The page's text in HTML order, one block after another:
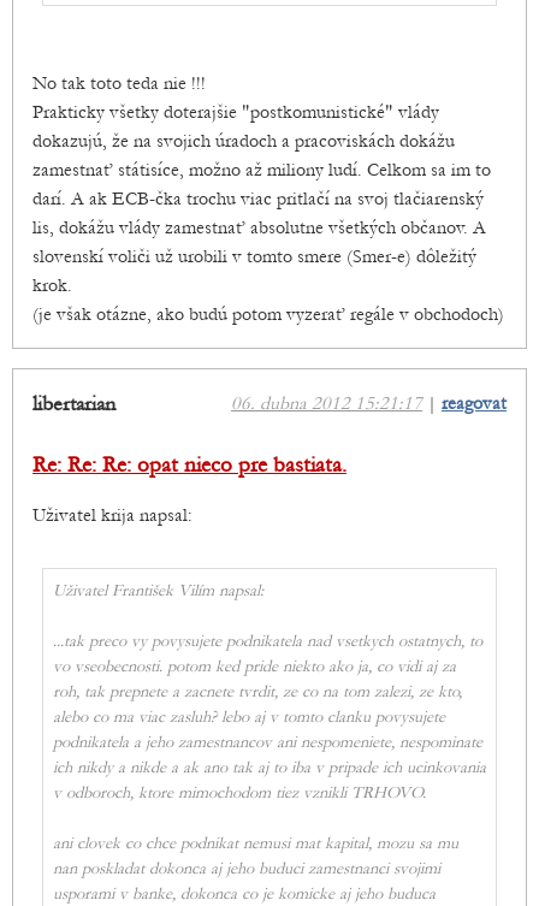
No tak toto teda nie !!!
Prakticky všetky doterajšie "postkomunistické" vlády
dokazujú, že na svojich úradoch a pracoviskách dokážu
zamestnať státisíce, možno až miliony ludí. Celkom sa im to
darí. A ak ECB-čka trochu viac pritlačí na svoj tlačiarenský
lis, dokážu vlády zamestnať absolutne všetkých občanov. A
slovenskí voliči už urobili v tomto smere (Smer-e) dôležitý
krok.
(je však otázne, ako budú potom vyzerať regále v obchodoch)
06. dubna 2012 15:21:17| reagovat
libertarian
Re: Re: Re: opat nieco pre bastiata.
Uživatel krija napsal:
Uživatel František Vilím napsal:
...tak preco vy povysujete podnikatela nad vsetkych ostatnych, to
vo vseobecnosti. potom ked pride niekto ako ja, co vidi aj za
roh, tak prepnete a zacnete tvrdit, ze co na tom zalezi, ze kto,
alebo co ma viac zasluh? lebo aj v tomto clanku povysujete
podnikatela a jeho zamestnancov ani nespomeniete, nespominate
ich nikdy a nikde a ak ano tak aj to iba v pripade ich ucinkovania
v odboroch, ktore mimochodom tiez vznikli TRHOVO.
ani clovek co chce podnikat nemusi mat kapital, mozu sa mu
nan poskladat dokonca aj jeho buduci zamestnanci svojimi
usporami v banke, dokonca co je komicke aj jeho buduca